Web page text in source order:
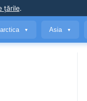
țările.
▼ Asia ▼